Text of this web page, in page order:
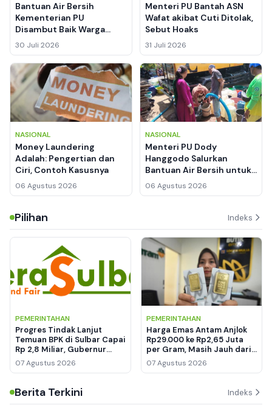
Bantuan Air Bersih
Kementerian PU
Disambut Baik Warga
Situbondo
30 Juli 2026
Menteri PU Bantah ASN
Wafat akibat Cuti Ditolak,
Sebut Hoaks
31 Juli 2026
NASIONAL
Money Laundering
Adalah: Pengertian dan
Ciri, Contoh Kasusnya
06 Agustus 2026
NASIONAL
Menteri PU Dody
Hanggodo Salurkan
Bantuan Air Bersih untuk
Warga Aceh Besar
Kekeringan
06 Agustus 2026
Pilihan Indeks
PEMERINTAHAN
Progres Tindak Lanjut
Temuan BPK di Sulbar Capai
Rp 2,8 Miliar, Gubernur
Targetkan Tuntas 11
Agustus 2026
07 Agustus 2026
PEMERINTAHAN
Harga Emas Antam Anjlok
Rp29.000 ke Rp2,65 Juta
per Gram, Masih Jauh dari
Rekor Tertinggi
07 Agustus 2026
Berita Terkini Indeks